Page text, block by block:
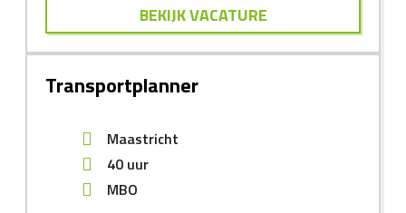
BEKIJK VACATURE
Transportplanner
Maastricht
40 uur
MBO